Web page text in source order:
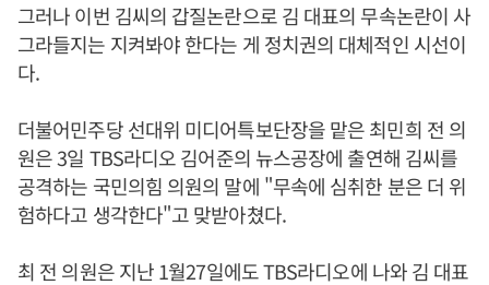
그러나 이번 김씨의 갑질논란으로 김 대표의 무속논란이 사
그라들지는 지켜봐야 한다는 게 정치권의 대체적인 시선이
다.
더불어민주당 선대위 미디어특보단장을 맡은 최민희 전 의
원은 3일 TBS라디오 김어준의 뉴스공장에 출연해 김씨를
공격하는 국민의힘 의원의 말에 "무속에 심취한 분은 더 위
험하다고 생각한다"고 맞받아쳤다.
최 전 의원은 지난 1월27일에도 TBS라디오에 나와 김 대표